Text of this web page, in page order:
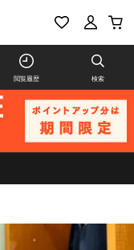
閲覧履歴 検索